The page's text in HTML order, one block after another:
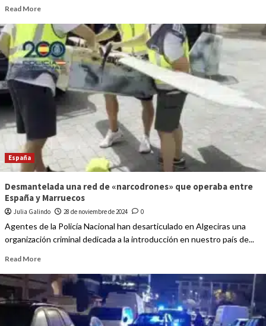
Read More
España
Desmantelada una red de «narcodrones» que operaba entre
España y Marruecos
Julia Galindo 28 de noviembre de 2024 0
Agentes de la Policía Nacional han desarticulado en Algeciras una
organización criminal dedicada a la introducción en nuestro país de...
Read More